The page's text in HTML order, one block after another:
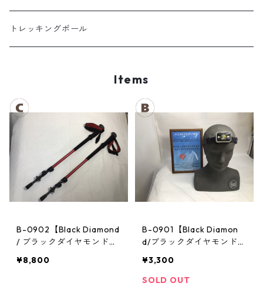
マット・その他
キッズスノーウェア
スノーゴーグル
帽子
トレッキングポール
Items
B-0902【Black Diamond
/ ブラックダイヤモンド】
イル
¥8,800
B-0901【Black Diamon
d/ブラックダイヤモンド】
¥3,300
SOLD OUT